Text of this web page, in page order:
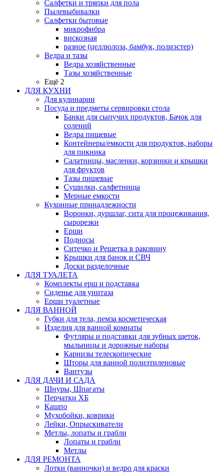
Салфетки и тряпки для пола
Пылевыбивалки
Салфетки бытовые
микрофибра
вискозная
разное (целлюлоза, бамбук, полиэстер)
Ведра и тазы
Ведра хозяйственные
Тазы хозяйственные
Ещё 2
ДЛЯ КУХНИ
Для кулинарии
Посуда и предметы сервировки стола
Банки для сыпучих продуктов, Бачок для
солений
Ведра пищевые
Контейнеры/емкости для продуктов, наборы
для пикника
Салатницы, масленки, корзинки и крышки
для фруктов
Тазы пищевые
Сушилки, салфетницы
Мерные емкости
Кухонные принадлежности
Воронки, дуршлаг, сита для процеживания,
сырорезки
Ерши
Подносы
Ситечко и Решетка в раковину
Крышки для банок и СВЧ
Доски разделочные
ДЛЯ ТУАЛЕТА
Комплекты ерш и подставка
Сиденье для унитаза
Ерши туалетные
ДЛЯ ВАННОЙ
Губки для тела, пемза косметическая
Изделия для ванной комнаты
Футляры и подставки для зубных щеток,
мыльницы и дорожные наборы
Карнизы телескопические
Шторы для ванной полиэтиленовые
Вантузы
ДЛЯ ДАЧИ И САДА
Шнуры, Шпагаты
Перчатки ХБ
Кашпо
Мухобойки, коврики
Лейки, Опрыскиватели
Метлы, лопаты и грабли
Лопаты и грабли
Метлы
ДЛЯ РЕМОНТА
Лотки (ванночки) и ведро для краски